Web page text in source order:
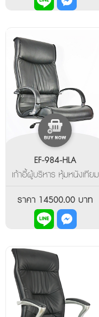
EF-984-HLA
เก้าอี้ผู้บริหาร หุ้มหนังเทียม
เป็นอลูมิเนียมอัลลอยด์ปัด
เงา ปรับเอนหลัง และล็อค
การเอนระหว่างทางได้หลาย
ราคา 14500.00 บาท